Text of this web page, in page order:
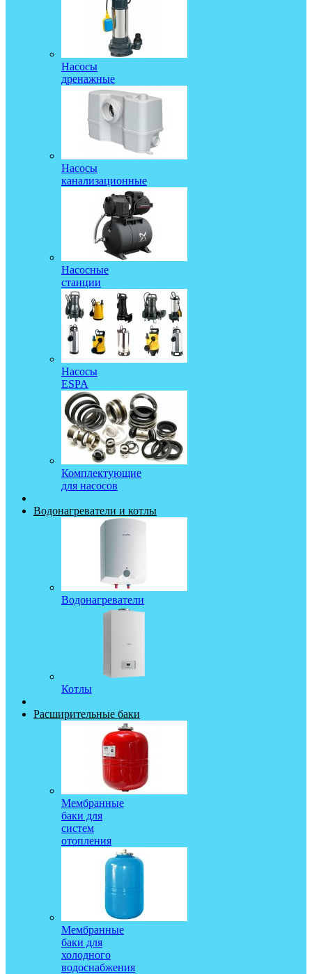
Насосы
дренажные
Насосы
канализационные
Насосные
станции
Насосы
ESPA
Комплектующие
для насосов
Водонагреватели и котлы
Водонагреватели
Котлы
Расширительные баки
Мембранные
баки для
систем
отопления
Мембранные
баки для
холодного
водоснабжения